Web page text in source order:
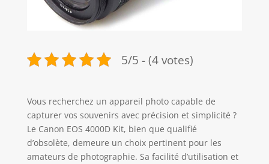
5/5 - (4 votes)
Vous recherchez un appareil photo capable de
capturer vos souvenirs avec précision et simplicité ?
Le Canon EOS 4000D Kit, bien que qualifié
d’obsolète, demeure un choix pertinent pour les
amateurs de photographie. Sa facilité d’utilisation et